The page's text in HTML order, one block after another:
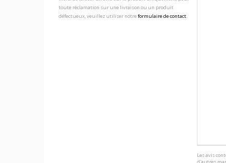
toute réclamation sur une livraison ou un produit
défectueux, veuillez utiliser notreformulaire de contact.
Les avis